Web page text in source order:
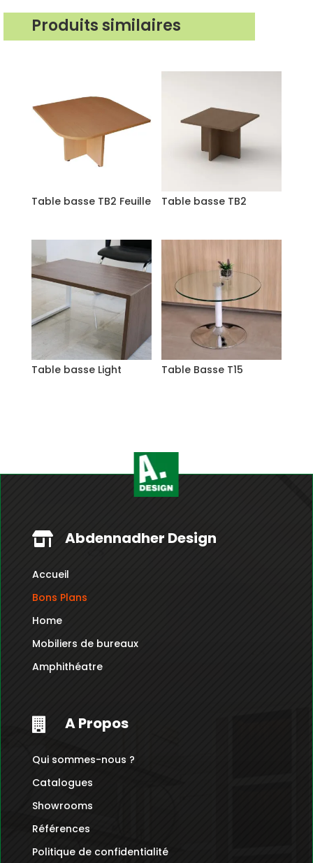
Produits similaires
Table basse TB2 Feuille Table basse TB2
Table basse Light Table Basse T15
 Abdennadher Design
Accueil
Bons Plans
Home
Mobiliers de bureaux
Amphithéatre
 A Propos
Qui sommes-nous ?
Catalogues
Showrooms
Références
Politique de confidentialité